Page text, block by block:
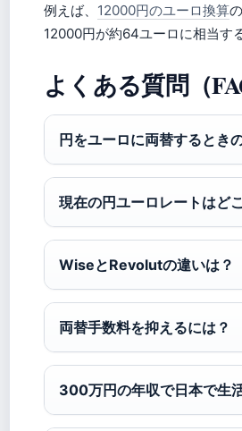
例えば、 12000円のユーロ換算
12000円が約64ユーロに相当す
よくある質問（
円をユーロに両替するとき
現在の円ユーロレートはど
WiseとRevolutの違いは？
両替手数料を抑えるには？
300万円の年収で日本で生